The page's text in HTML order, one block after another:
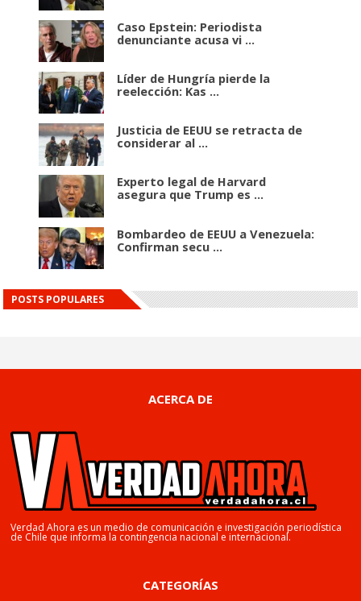
Caso Epstein: Periodista
denunciante acusa vi ...
Líder de Hungría pierde la
reelección: Kas ...
Justicia de EEUU se retracta de
considerar al ...
Experto legal de Harvard
asegura que Trump es ...
Bombardeo de EEUU a Venezuela:
Confirman secu ...
POSTS POPULARES
ACERCA DE
Verdad Ahora es un medio de comunicación e investigación periodística
de Chile que informa la contingencia nacional e internacional.
CATEGORÍAS